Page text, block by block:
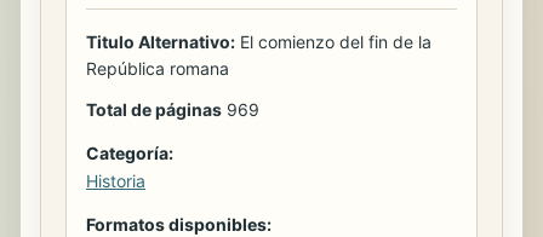
Titulo Alternativo: El comienzo del fin de la
República romana
Total de páginas 969
Categoría:
Historia
Formatos disponibles: